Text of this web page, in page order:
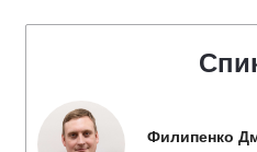
Филипенко